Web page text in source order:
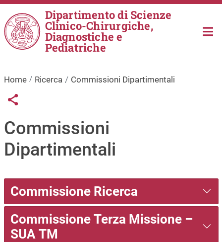
Salta al contenuto principale
Dipartimento di Scienze
Clinico-Chirurgiche,
Diagnostiche e
Pediatriche
Home Ricerca Commissioni Dipartimentali
Links condivisione social
Share button
Commissioni
Dipartimentali
Commissione Ricerca
Commissione Terza Missione –
SUA TM